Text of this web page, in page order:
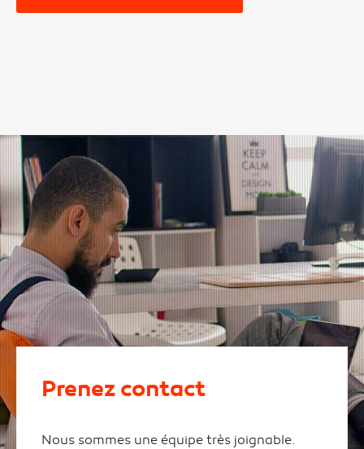
Prenez contact
Nous sommes une équipe très joignable.